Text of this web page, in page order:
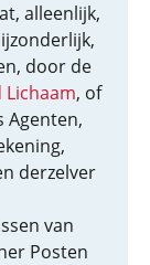
alleenlijk,
door de
, of
Agenten,
derzelver
van
Posten